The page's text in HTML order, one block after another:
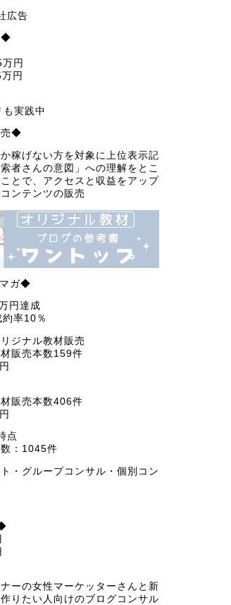
広告
◆
円
円
実践中
売◆
稼げない方を対象に上位表示記
者さんの意図」への理解をとこ
とで、アクセスと収益をアップ
ンテンツの販売
ガ◆
円達成
率10％
ジナル教材販売
販売本数159件
販売本数406件
点
：1045件
・グループコンサル・個別コン
ーの女性マーケッターさんと新
りたい人向けのブログコンサル